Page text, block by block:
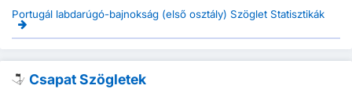
Portugál labdarúgó-bajnokság (első osztály) Szöglet Statisztikák
Csapat Szögletek